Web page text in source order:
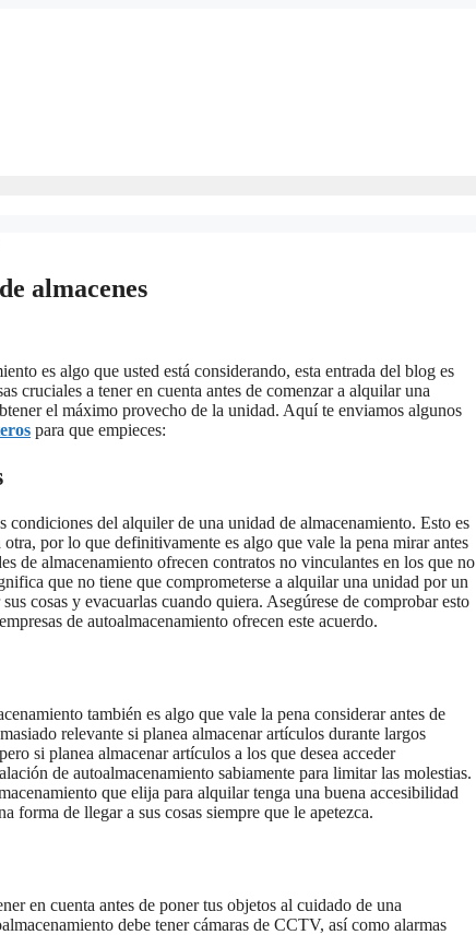
almacenes
es algo que usted está considerando, esta entrada del blog es
cruciales a tener en cuenta antes de comenzar a alquilar una
el máximo provecho de la unidad. Aquí te enviamos algunos
para que empieces:
condiciones del alquiler de una unidad de almacenamiento. Esto es
por lo que definitivamente es algo que vale la pena mirar antes
de almacenamiento ofrecen contratos no vinculantes en los que no
que no tiene que comprometerse a alquilar una unidad por un
cosas y evacuarlas cuando quiera. Asegúrese de comprobar esto
de autoalmacenamiento ofrecen este acuerdo.
también es algo que vale la pena considerar antes de
relevante si planea almacenar artículos durante largos
si planea almacenar artículos a los que desea acceder
de autoalmacenamiento sabiamente para limitar las molestias.
que elija para alquilar tenga una buena accesibilidad
forma de llegar a sus cosas siempre que le apetezca.
en cuenta antes de poner tus objetos al cuidado de una
debe tener cámaras de CCTV, así como alarmas